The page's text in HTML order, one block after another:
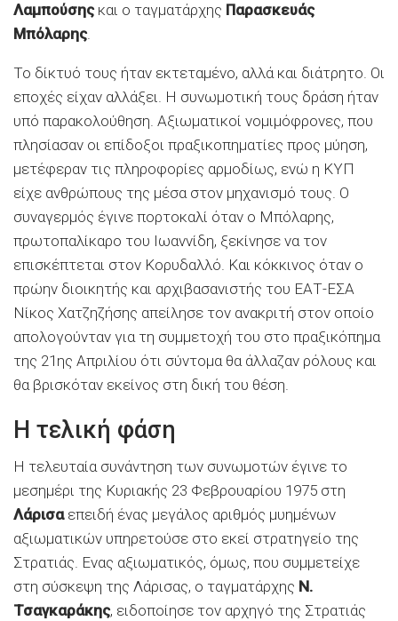
Λαμπούσηςκαι ο ταγματάρχης Παρασκευάς
Μπόλαρης.
Το δίκτυό τους ήταν εκτεταμένο, αλλά και διάτρητο. Οι
εποχές είχαν αλλάξει. Η συνωμοτική τους δράση ήταν
υπό παρακολούθηση. Αξιωματικοί νομιμόφρονες, που
πλησίασαν οι επίδοξοι πραξικοπηματίες προς μύηση,
μετέφεραν τις πληροφορίες αρμοδίως, ενώ η ΚΥΠ
είχε ανθρώπους της μέσα στον μηχανισμό τους. Ο
συναγερμός έγινε πορτοκαλί όταν ο Μπόλαρης,
πρωτοπαλίκαρο του Ιωαννίδη, ξεκίνησε να τον
επισκέπτεται στον Κορυδαλλό. Και κόκκινος όταν ο
πρώην διοικητής και αρχιβασανιστής του ΕΑΤ-ΕΣΑ
Νίκος Χατζηζήσης απείλησε τον ανακριτή στον οποίο
απολογούνταν για τη συμμετοχή του στο πραξικόπημα
της 21ης Απριλίου ότι σύντομα θα άλλαζαν ρόλους και
θα βρισκόταν εκείνος στη δική του θέση.
Η τελική φάση
Η τελευταία συνάντηση των συνωμοτών έγινε το
μεσημέρι της Κυριακής 23 Φεβρουαρίου 1975 στη
Λάρισαεπειδή ένας μεγάλος αριθμός μυημένων
αξιωματικών υπηρετούσε στο εκεί στρατηγείο της
Στρατιάς. Ενας αξιωματικός, όμως, που συμμετείχε
στη σύσκεψη της Λάρισας, ο ταγματάρχης Ν.
Τσαγκαράκης, ειδοποίησε τον αρχηγό της Στρατιάς